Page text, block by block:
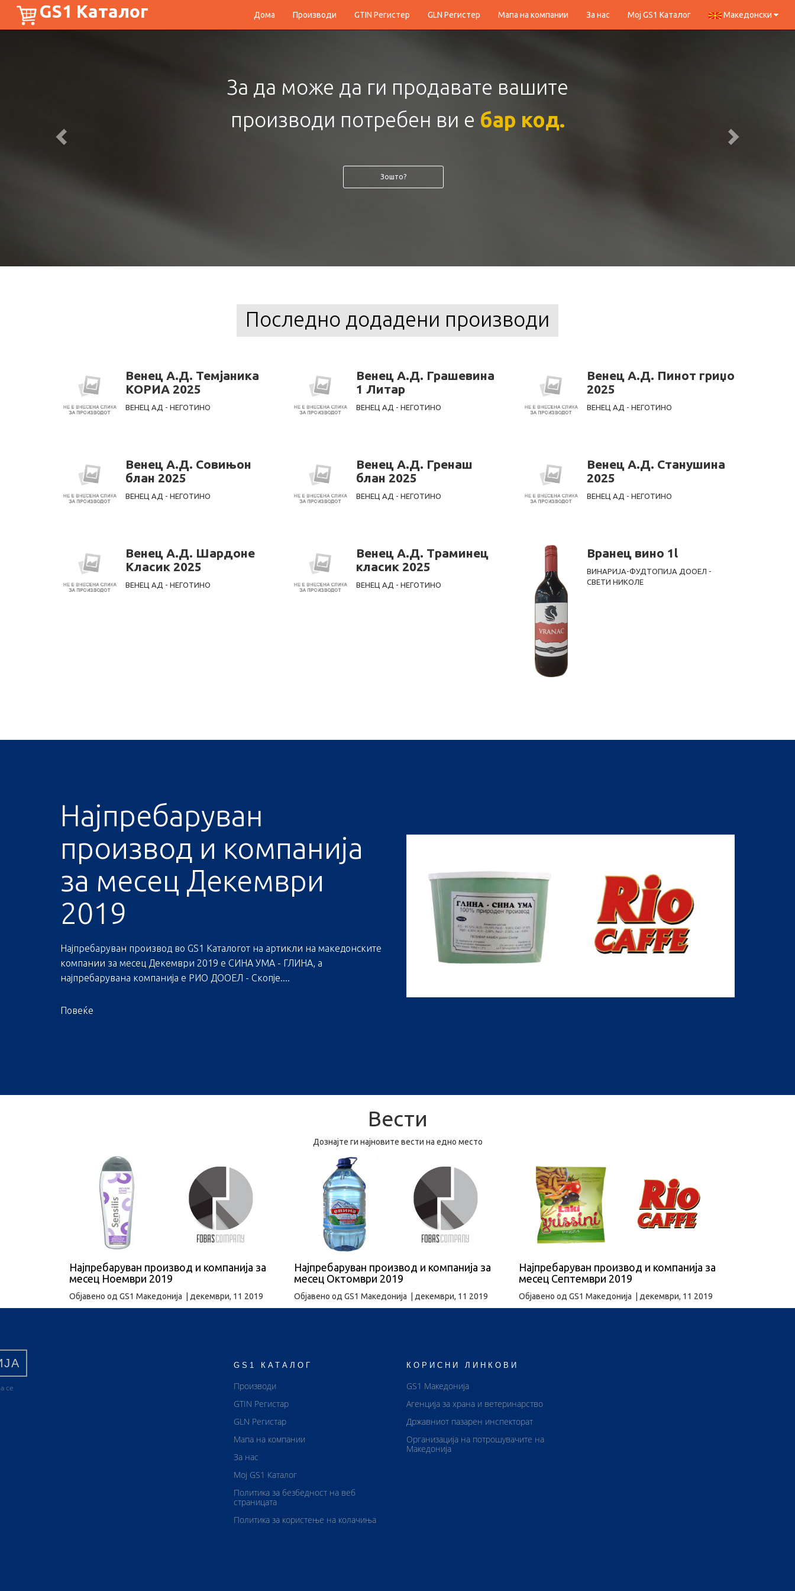
GS1 Каталог Дома Производи GTIN Регистер GLN Регистер Мапа на компании За нас Мој GS1 Каталог Македонски
Намалете гиредовитена касаи зголеметe
го задоволството на потрошувачите
Како?
Последно додадени производи
Венец А.Д. Темјаника
КОРИА 2025
ВЕНЕЦ АД - НЕГОТИНО
Венец А.Д. Грашевина
1 Литар
ВЕНЕЦ АД - НЕГОТИНО
Венец А.Д. Пинот гриџо
2025
ВЕНЕЦ АД - НЕГОТИНО
Венец А.Д. Совињон
блан 2025
ВЕНЕЦ АД - НЕГОТИНО
Венец А.Д. Гренаш
блан 2025
ВЕНЕЦ АД - НЕГОТИНО
Венец А.Д. Станушина
2025
ВЕНЕЦ АД - НЕГОТИНО
Венец А.Д. Шардоне
Класик 2025
ВЕНЕЦ АД - НЕГОТИНО
Венец А.Д. Траминец
класик 2025
ВЕНЕЦ АД - НЕГОТИНО
Вранец вино 1l
ВИНАРИЈА-ФУДТОПИЈА ДООЕЛ -
СВЕТИ НИКОЛЕ
Најпребаруван
производ и компанија
за месец Декември
2019
Најпребаруван производ во GS1 Каталогот на артикли на македонските
компании за месец Декември 2019 е СИНА УМА - ГЛИНА, а
најпребарувана компанија е РИО ДООЕЛ - Скопје....
Повеќе
Вести
Дознајте ги најновите вести на едно место
Најпребаруван производ и компанија за
месец Ноември 2019
Објавено од GS1 Македонија декември, 11 2019
Најпребаруван производ и компанија за
месец Октомври 2019
Објавено од GS1 Македонија декември, 11 2019
Најпребаруван производ и компанија за
месец Септември 2019
Објавено од GS1 Македонија декември, 11 2019
GS1 КАТАЛОГ
Производи
GTIN Регистар
GLN Регистар
Мапа на компании
За нас
Мој GS1 Каталог
Политика за безбедност на веб
страницата
Политика за користење на колачиња
КОРИСНИ ЛИНКОВИ
GS1 Македонија
Агенција за храна и ветеринарство
Државниот пазарен инспекторат
Организација на потрошувачите на
Македонија
се